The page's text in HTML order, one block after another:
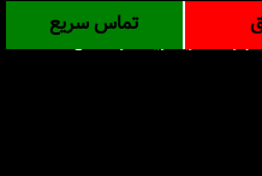
خرید ویلا در شمال
تماس سریع